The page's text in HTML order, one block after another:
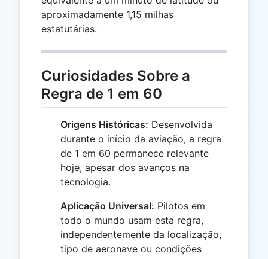
aproximadamente 1,15 milhas
estatutárias.
Curiosidades Sobre a
Regra de 1 em 60
Origens Históricas: Desenvolvida
durante o início da aviação, a regra
de 1 em 60 permanece relevante
hoje, apesar dos avanços na
tecnologia.
Aplicação Universal: Pilotos em
todo o mundo usam esta regra,
independentemente da localização,
tipo de aeronave ou condições